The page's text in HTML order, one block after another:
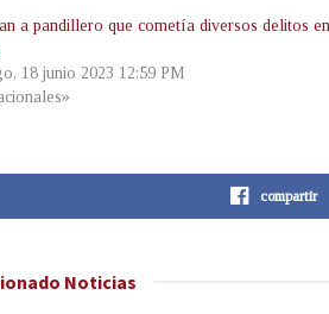
a pandillero que cometía diversos delitos en
18 junio 2023 12:59 PM
compartir
Noticias